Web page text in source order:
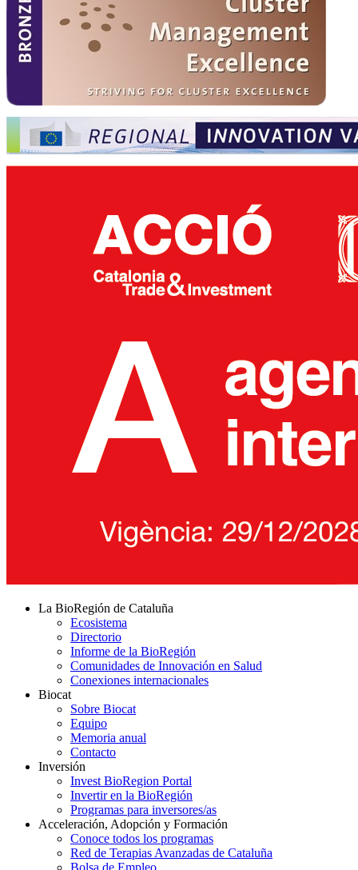
La BioRegión de Cataluña
Ecosistema
Directorio
Informe de la BioRegión
Comunidades de Innovación en Salud
Conexiones internacionales
Biocat
Sobre Biocat
Equipo
Memoria anual
Contacto
Inversión
Invest BioRegion Portal
Invertir en la BioRegión
Programas para inversores/as
Acceleración, Adopción y Formación
Conoce todos los programas
Red de Terapias Avanzadas de Cataluña